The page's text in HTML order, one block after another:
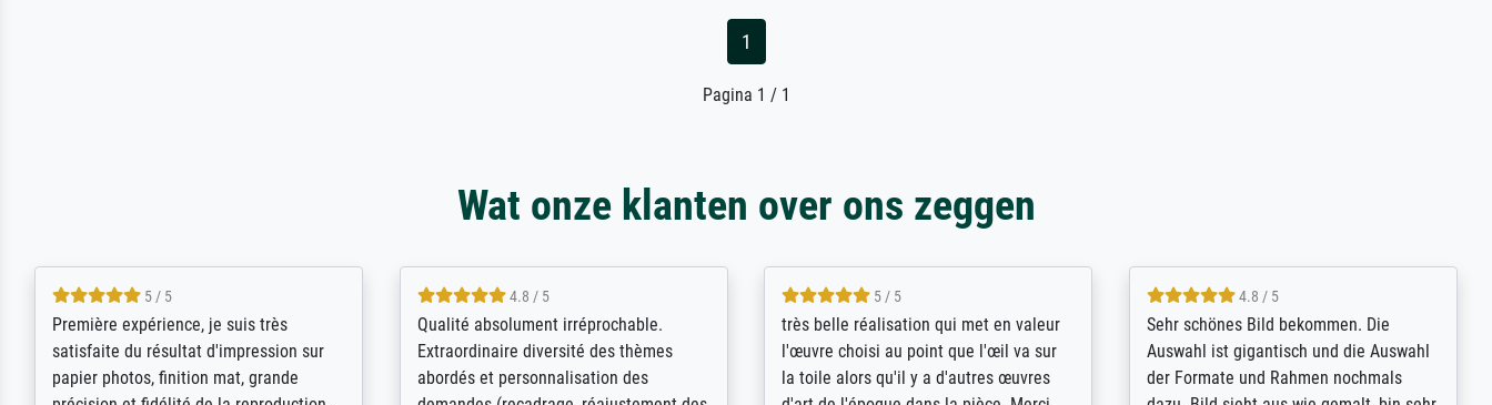
1
Pagina 1 / 1
Wat onze klanten over ons zeggen
4.5 / 5
ik beoordeel Meisterdrucke zeer
positief. Door de 69505 beschikbare
kunstenaars scrollen is echter
5 / 5
Wow....ich bin sehr über die Qualität
erstaunt. Diese Drucke haben all´meine
Erwartungen übertroffen. Desgleichen
4 / 5
De levering door Bpost was absoluut
desastreus. De gemelde leveringstijd
sloeg nergens op. Er werd niet
4.8 / 5
So, I ordered a large print of The
Annunciation by Fra Angelico from a
very large and popular American